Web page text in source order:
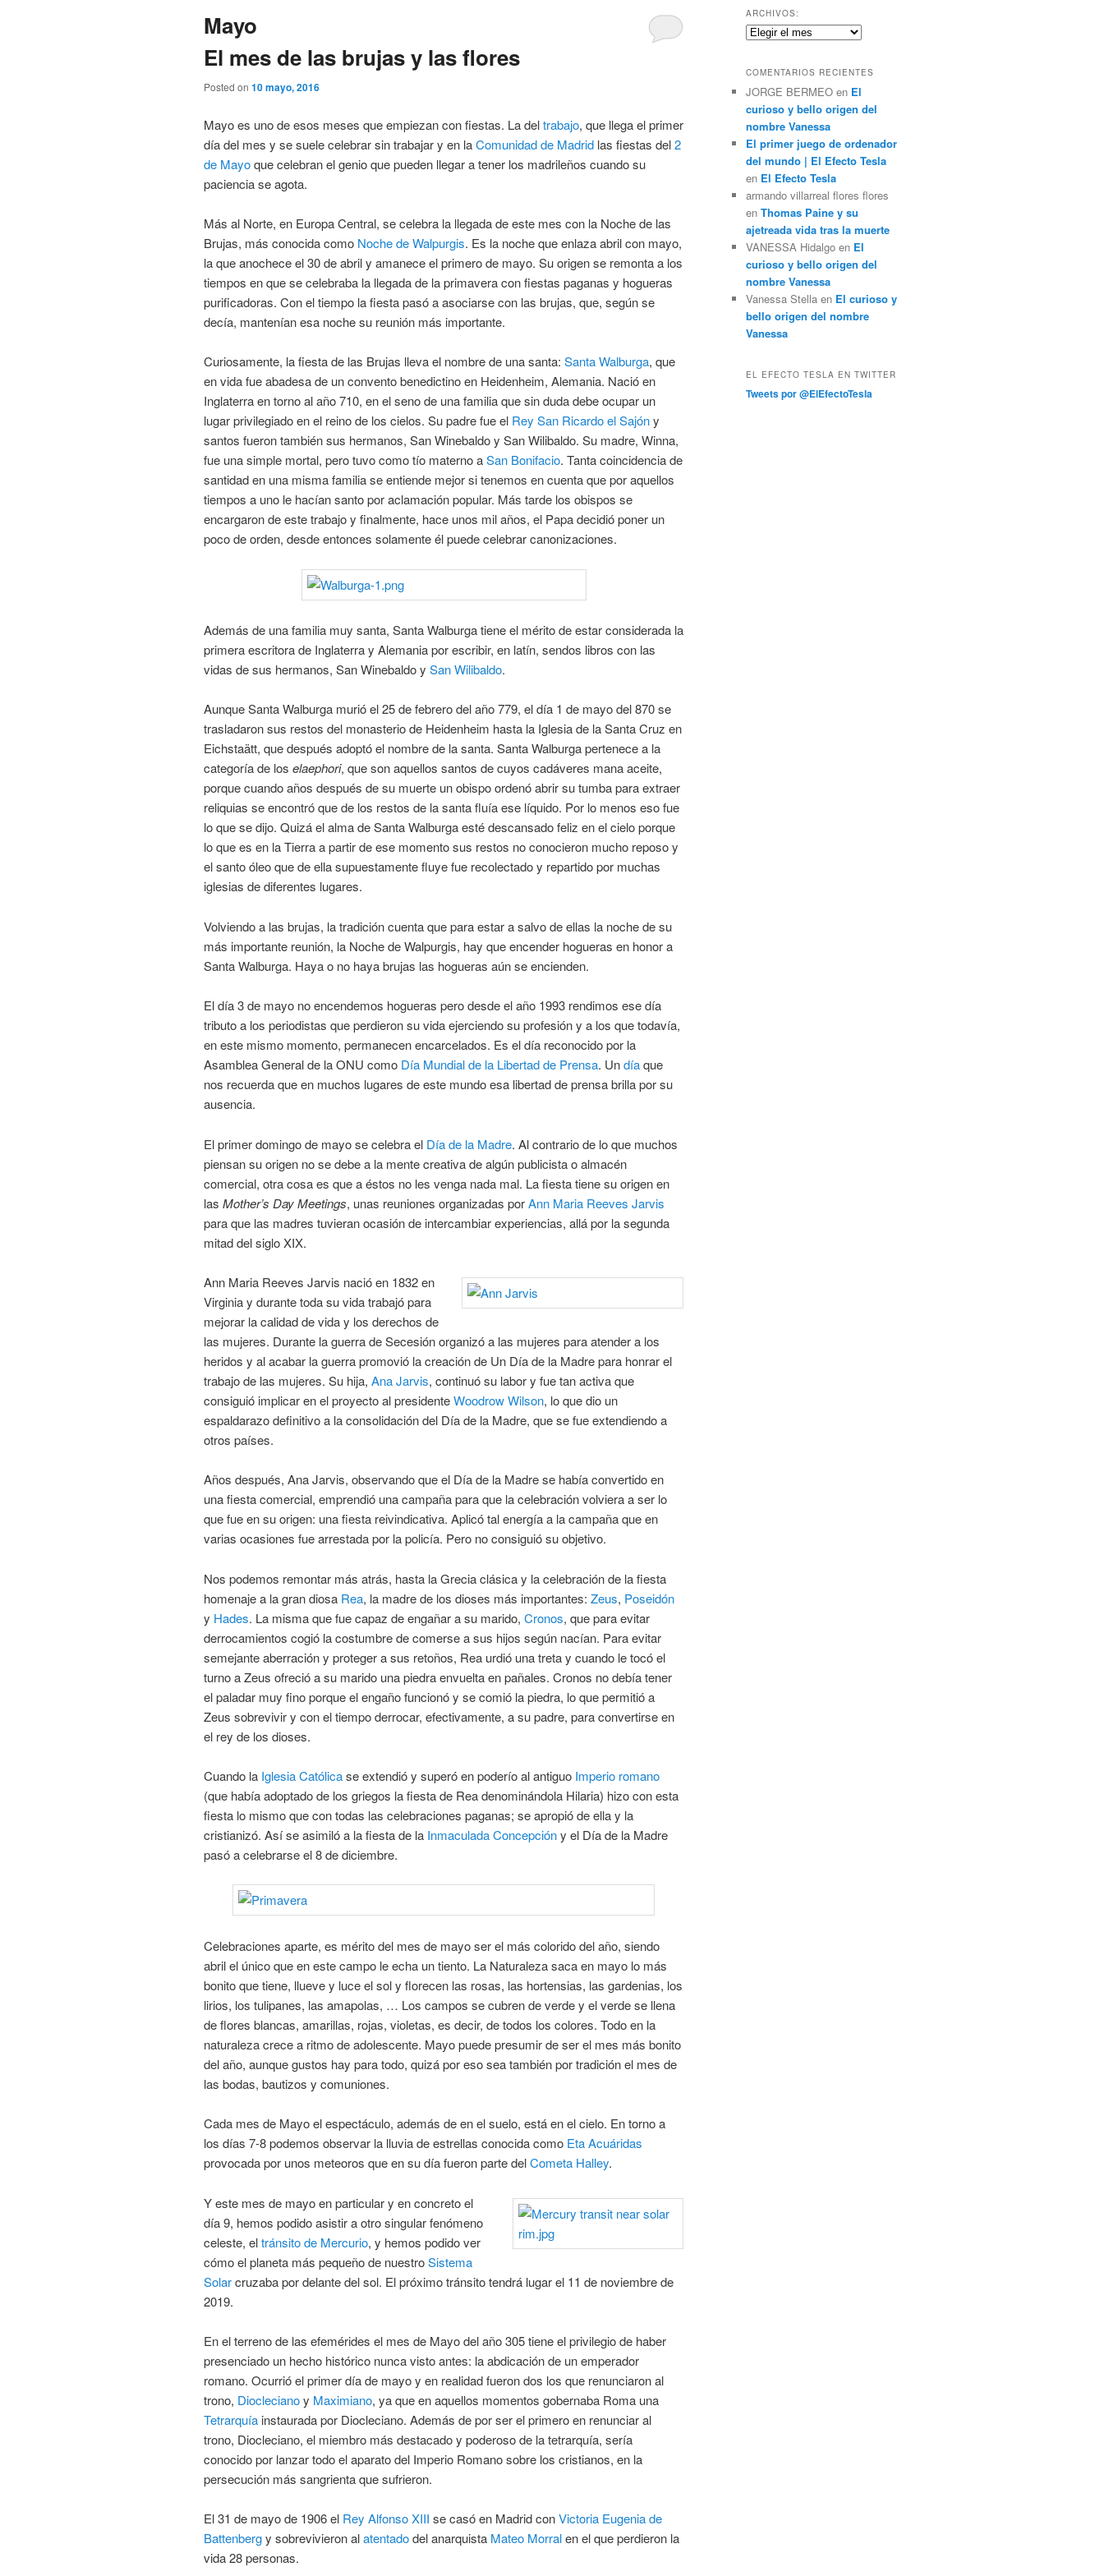
Mayo
El mes de las brujas y las flores
Posted on 10 mayo, 2016
Mayo es uno de esos meses que empiezan con fiestas. La deltrabajo, que llega el primer
día del mes y se suele celebrar sin trabajar y en laComunidad de Madrid las fiestas del2
de Mayoque celebran el genio que pueden llegar a tener los madrileños cuando su
paciencia se agota.
Más al Norte, en Europa Central, se celebra la llegada de este mes con la Noche de las
Brujas, más conocida como Noche de Walpurgis. Es la noche que enlaza abril con mayo,
la que anochece el 30 de abril y amanece el primero de mayo. Su origen se remonta a los
tiempos en que se celebraba la llegada de la primavera con fiestas paganas y hogueras
purificadoras. Con el tiempo la fiesta pasó a asociarse con las brujas, que, según se
decía, mantenían esa noche su reunión más importante.
Curiosamente, la fiesta de las Brujas lleva el nombre de una santa: Santa Walburga, que
en vida fue abadesa de un convento benedictino en Heidenheim, Alemania. Nació en
Inglaterra en torno al año 710, en el seno de una familia que sin duda debe ocupar un
lugar privilegiado en el reino de los cielos. Su padre fue el Rey San Ricardo el Sajóny
santos fueron también sus hermanos, San Winebaldo y San Wilibaldo. Su madre, Winna,
fue una simple mortal, pero tuvo como tío materno aSan Bonifacio. Tanta coincidencia de
santidad en una misma familia se entiende mejor si tenemos en cuenta que por aquellos
tiempos a uno le hacían santo por aclamación popular. Más tarde los obispos se
encargaron de este trabajo y finalmente, hace unos mil años, el Papa decidió poner un
poco de orden, desde entonces solamente él puede celebrar canonizaciones.
Además de una familia muy santa, Santa Walburga tiene el mérito de estar considerada la
primera escritora de Inglaterra y Alemania por escribir, en latín, sendos libros con las
vidas de sus hermanos, San Winebaldo y San Wilibaldo.
Aunque Santa Walburga murió el 25 de febrero del año 779, el día 1 de mayo del 870 se
trasladaron sus restos del monasterio de Heidenheim hasta la Iglesia de la Santa Cruz en
Eichstaätt, que después adoptó el nombre de la santa. Santa Walburga pertenece a la
categoría de los elaephori, que son aquellos santos de cuyos cadáveres mana aceite,
porque cuando años después de su muerte un obispo ordenó abrir su tumba para extraer
reliquias se encontró que de los restos de la santa fluía ese líquido. Por lo menos eso fue
lo que se dijo. Quizá el alma de Santa Walburga esté descansado feliz en el cielo porque
lo que es en la Tierra a partir de ese momento sus restos no conocieron mucho reposo y
el santo óleo que de ella supuestamente fluye fue recolectado y repartido por muchas
iglesias de diferentes lugares.
Volviendo a las brujas, la tradición cuenta que para estar a salvo de ellas la noche de su
más importante reunión, la Noche de Walpurgis, hay que encender hogueras en honor a
Santa Walburga. Haya o no haya brujas las hogueras aún se encienden.
El día 3 de mayo no encendemos hogueras pero desde el año 1993 rendimos ese día
tributo a los periodistas que perdieron su vida ejerciendo su profesión y a los que todavía,
en este mismo momento, permanecen encarcelados. Es el día reconocido por la
Asamblea General de la ONU como Día Mundial de la Libertad de Prensa. Undíaque
nos recuerda que en muchos lugares de este mundo esa libertad de prensa brilla por su
ausencia.
El primer domingo de mayo se celebra el Día de la Madre. Al contrario de lo que muchos
piensan su origen no se debe a la mente creativa de algún publicista o almacén
comercial, otra cosa es que a éstos no les venga nada mal. La fiesta tiene su origen en
las Mother’s Day Meetings, unas reuniones organizadas porAnn Maria Reeves Jarvis
para que las madres tuvieran ocasión de intercambiar experiencias, allá por la segunda
mitad del siglo XIX.
Ann Maria Reeves Jarvis nació en 1832 en
Virginia y durante toda su vida trabajó para
mejorar la calidad de vida y los derechos de
las mujeres. Durante la guerra de Secesión organizó a las mujeres para atender a los
heridos y al acabar la guerra promovió la creación de Un Día de la Madre para honrar el
trabajo de las mujeres. Su hija, Ana Jarvis, continuó su labor y fue tan activa que
consiguió implicar en el proyecto al presidenteWoodrow Wilson, lo que dio un
espaldarazo definitivo a la consolidación del Día de la Madre, que se fue extendiendo a
otros países.
Años después, Ana Jarvis, observando que el Día de la Madre se había convertido en
una fiesta comercial, emprendió una campaña para que la celebración volviera a ser lo
que fue en su origen: una fiesta reivindicativa. Aplicó tal energía a la campaña que en
varias ocasiones fue arrestada por la policía. Pero no consiguió su objetivo.
Nos podemos remontar más atrás, hasta la Grecia clásica y la celebración de la fiesta
homenaje a la gran diosa Rea, la madre de los dioses más importantes: Zeus, Poseidón
y Hades. La misma que fue capaz de engañar a su marido, Cronos, que para evitar
derrocamientos cogió la costumbre de comerse a sus hijos según nacían. Para evitar
semejante aberración y proteger a sus retoños, Rea urdió una treta y cuando le tocó el
turno a Zeus ofreció a su marido una piedra envuelta en pañales. Cronos no debía tener
el paladar muy fino porque el engaño funcionó y se comió la piedra, lo que permitió a
Zeus sobrevivir y con el tiempo derrocar, efectivamente, a su padre, para convertirse en
el rey de los dioses.
Cuando la Iglesia Católicase extendió y superó en poderío al antiguo Imperio romano
(que había adoptado de los griegos la fiesta de Rea denominándola Hilaria) hizo con esta
fiesta lo mismo que con todas las celebraciones paganas; se apropió de ella y la
cristianizó. Así se asimiló a la fiesta de la Inmaculada Concepcióny el Día de la Madre
pasó a celebrarse el 8 de diciembre.
Celebraciones aparte, es mérito del mes de mayo ser el más colorido del año, siendo
abril el único que en este campo le echa un tiento. La Naturaleza saca en mayo lo más
bonito que tiene, llueve y luce el sol y florecen las rosas, las hortensias, las gardenias, los
lirios, los tulipanes, las amapolas, … Los campos se cubren de verde y el verde se llena
de flores blancas, amarillas, rojas, violetas, es decir, de todos los colores. Todo en la
naturaleza crece a ritmo de adolescente. Mayo puede presumir de ser el mes más bonito
del año, aunque gustos hay para todo, quizá por eso sea también por tradición el mes de
las bodas, bautizos y comuniones.
Cada mes de Mayo el espectáculo, además de en el suelo, está en el cielo. En torno a
los días 7-8 podemos observar la lluvia de estrellas conocida como Eta Acuáridas
provocada por unos meteoros que en su día fueron parte delCometa Halley.
Y este mes de mayo en particular y en concreto el
día 9, hemos podido asistir a otro singular fenómeno
celeste, eltránsito de Mercurio, y hemos podido ver
cómo el planeta más pequeño de nuestroSistema
Solarcruzaba por delante del sol. El próximo tránsito tendrá lugar el 11 de noviembre de
2019.
En el terreno de las efemérides el mes de Mayo del año 305 tiene el privilegio de haber
presenciado un hecho histórico nunca visto antes: la abdicación de un emperador
romano. Ocurrió el primer día de mayo y en realidad fueron dos los que renunciaron al
trono, Dioclecianoy Maximiano, ya que en aquellos momentos gobernaba Roma una
Tetrarquía instaurada por Diocleciano. Además de por ser el primero en renunciar al
trono, Diocleciano, el miembro más destacado y poderoso de la tetrarquía, sería
conocido por lanzar todo el aparato del Imperio Romano sobre los cristianos, en la
persecución más sangrienta que sufrieron.
El 31 de mayo de 1906 el Rey Alfonso XIII se casó en Madrid conVictoria Eugenia de
Battenbergy sobrevivieron alatentadodel anarquista Mateo Morralen el que perdieron la
vida 28 personas.
c
a
r
ARCHIVOS:
Archivos:
COMENTARIOS RECIENTES
JORGE BERMEO en El
curioso y bello origen del
nombre Vanessa
El primer juego de ordenador
del mundo | El Efecto Tesla
en El Efecto Tesla
armando villarreal flores flores
en Thomas Paine y su
ajetreada vida tras la muerte
VANESSA Hidalgo en El
curioso y bello origen del
nombre Vanessa
Vanessa Stella en El curioso y
bello origen del nombre
Vanessa
EL EFECTO TESLA EN TWITTER
Tweets por @ElEfectoTesla